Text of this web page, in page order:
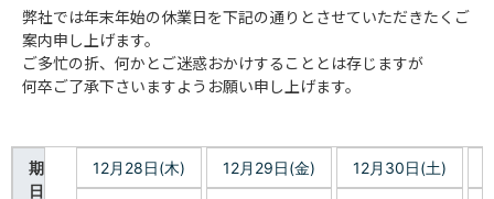
弊社では年末年始の休業日を下記の通りとさせていただきたくご
案内申し上げます。
ご多忙の折、何かとご迷惑おかけすることとは存じますが
何卒ご了承下さいますようお願い申し上げます。
期
日
12月28日(木) 12月29日(金) 12月30日(土)